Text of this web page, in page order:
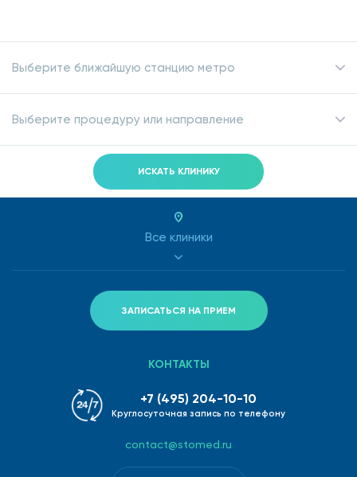
Выберите ближайшую станцию метро
Выберите процедуру или направление
ИСКАТЬ КЛИНИКУ
Все клиники
ЗАПИСАТЬСЯ НА ПРИЕМ
КОНТАКТЫ
+7 (495) 204-10-10
Круглосуточная запись по телефону
contact@stomed.ru